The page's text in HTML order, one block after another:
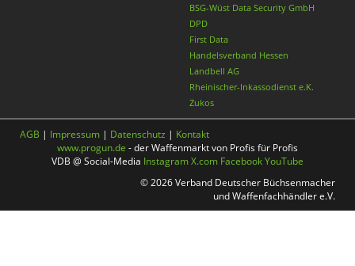
BSG-Wüst Data Security GmbH
DPD
First Data
Handelsverband Hessen
Landbell AG
Rheinischer-Inkassodienst e.K.
Zukos
AGB | Impressum | Datenschutz | Kontakt
www.progun.de - der Waffenmarkt von Profis für Profis
VDB @ Social-Media InstagramX.com FacebookYouTube
© 2026 Verband Deutscher Büchsenmacher
und Waffenfachhändler e.V.